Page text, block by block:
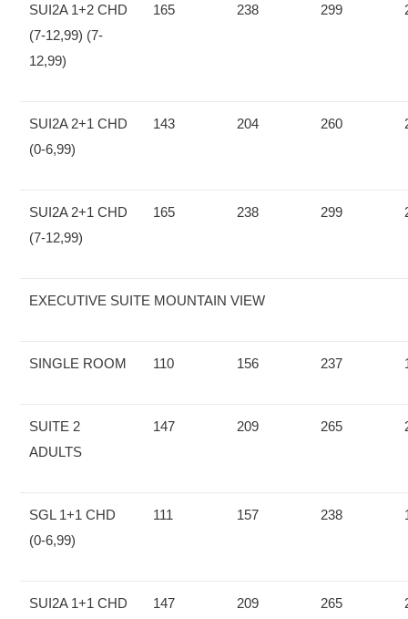
SUI2A 1+2 CHD
(7-12,99) (7-
12,99)
165 238 299
SUI2A 2+1 CHD
(0-6,99)
143 204 260
SUI2A 2+1 CHD
(7-12,99)
165 238 299
EXECUTIVE SUITE MOUNTAIN VIEW
SINGLE ROOM 110 156 237
SUITE 2
ADULTS
147 209 265
SGL 1+1 CHD
(0-6,99)
111 157 238
SUI2A 1+1 CHD
147 209 265